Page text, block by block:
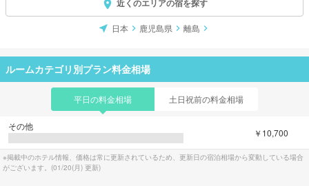
近くのエリアの宿を探す
日本 鹿児島県 離島
ルームカテゴリ別プラン料金相場
平日の料金相場 土日祝前の料金相場
その他
￥10,700
※掲載中のホテル情報、価格は常に更新されているため、更新日の宿泊相場から変動している場合
がございます。(01/20(月) 更新)